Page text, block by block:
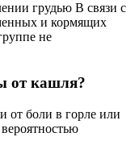
грудью В связи с
и кормящих
не
от кашля?
от боли в горле или